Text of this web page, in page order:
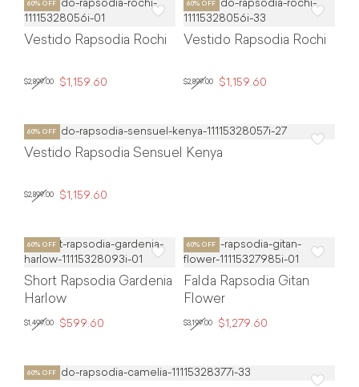
Vestido Rapsodia Rochi
$2,899.00 $1,159.60
Vestido Rapsodia Rochi
$2,899.00 $1,159.60
Vestido Rapsodia Sensuel Kenya
$2,899.00 $1,159.60
Short Rapsodia Gardenia
Harlow
$1,499.00 $599.60
Falda Rapsodia Gitan
Flower
$3,199.00 $1,279.60